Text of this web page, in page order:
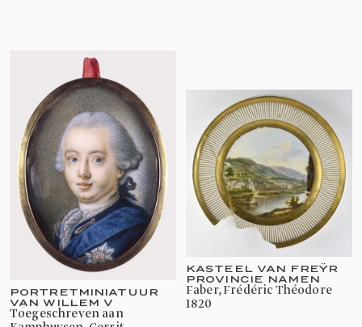
PORTRETMINIATUUR
VAN WILLEM V
toegeschreven aan
KASTEEL VAN FREŸR
PROVINCIE NAMEN
Faber, Frédéric Théodore
1820